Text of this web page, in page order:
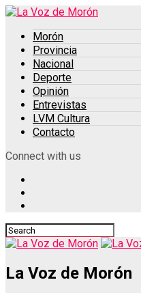
Morón
Provincia
Nacional
Deporte
Opinión
Entrevistas
LVM Cultura
Contacto
Connect with us
La Voz de Morón